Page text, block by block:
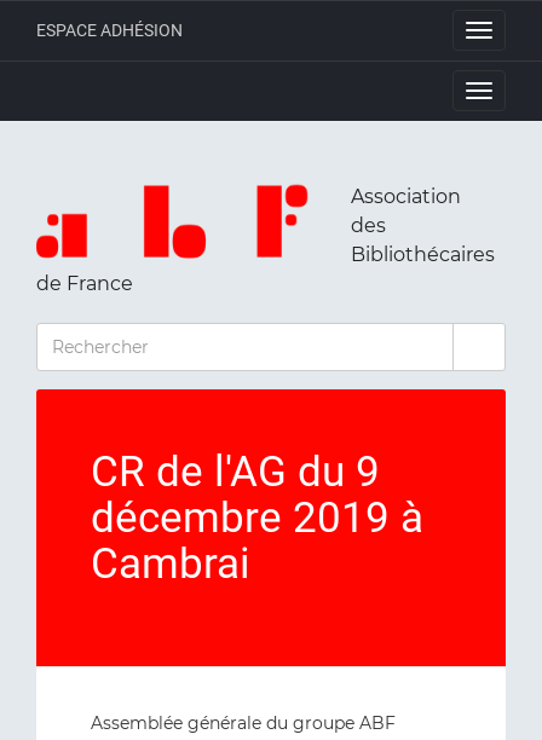
Toggle
ESPACE ADHÉSION
Toggle
Association
des
Bibliothécaires
de France
RECHERCHER
CR de l'AG du 9
décembre 2019 à
Cambrai
Assemblée générale du groupe ABF